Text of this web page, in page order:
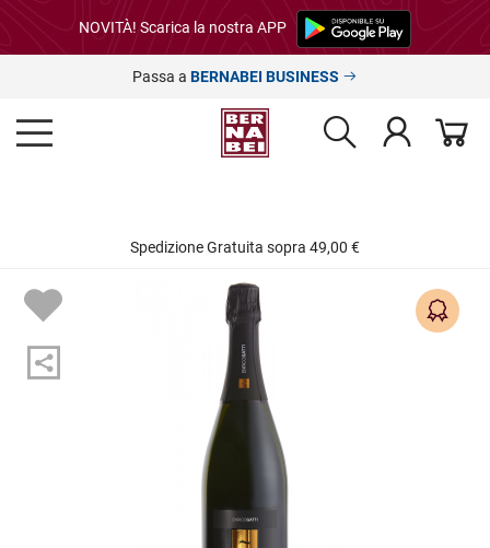
NOVITÀ! Scarica la nostra APP
Passa a BERNABEI BUSINESS
Spedizione Gratuita sopra 49,00 €